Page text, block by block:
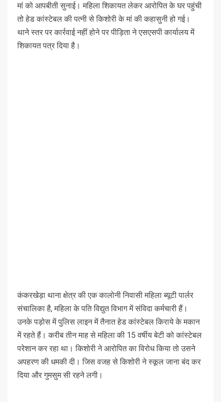
मां को आपबीती सुनाई। महिला शिकायत लेकर आरोपित के घर पहुंची
तो हेड कांस्टेबल की पत्नी से किशोरी के मां की कहासुनी हो गई।
थाने स्तर पर कार्रवाई नहीं होने पर पीड़िता ने एसएसपी कार्यालय में
शिकायत पत्र दिया है।
कंकरखेड़ा थाना क्षेत्र की एक कालोनी निवासी महिला ब्यूटी पार्लर
संचालिका है, महिला के पति विद्युत विभाग में संविदा कर्मचारी हैं।
उनके पड़ोस में पुलिस लाइन में तैनात हेड कांस्टेबल किराये के मकान
में रहते हैं। करीब तीन माह से महिला की 15 वर्षीय बेटी को कांस्टेबल
परेशान कर रहा था। किशोरी ने आरोपित का विरोध किया तो उसने
अपहरण की धमकी दी। जिस वजह से किशोरी ने स्कूल जाना बंद कर
दिया और गुमसुम सी रहने लगी।